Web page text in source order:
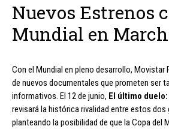
Nuevos Estrenos
Mundial en
Con el Mundial en pleno desarrollo, Movistar
de nuevos documentales que prometen ser
informativos. El 12 de junio, El último
revisará la histórica rivalidad entre estos
planteando la posibilidad de que la Copa del